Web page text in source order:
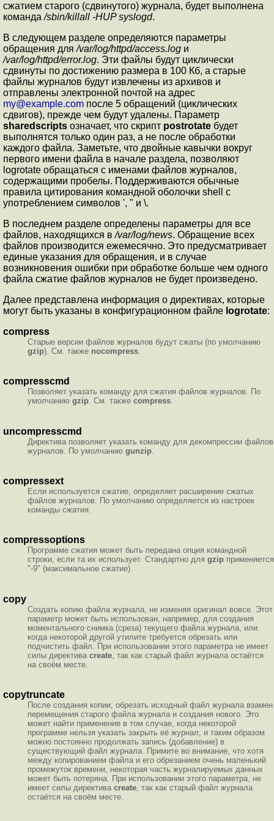
сжатием старого (сдвинутого) журнала, будет выполнена
команда/sbin/killall -HUP syslogd.
В следующем разделе определяются параметры
обращения для/var/log/httpd/access.log и
/var/log/httpd/error.log. Эти файлы будут циклически
сдвинуты по достижению размера в 100 Кб, а старые
файлы журналов будут извлечены из архивов и
отправлены электронной почтой на адрес
my@example.com после 5 обращений (циклических
сдвигов), прежде чем будут удалены. Параметр
sharedscripts означает, что скрипт postrotate будет
выполнятся только один раз, а не после обработки
каждого файла. Заметьте, что двойные кавычки вокруг
первого имени файла в начале раздела, позволяют
logrotate обращаться с именами файлов журналов,
содержащими пробелы. Поддерживаются обычные
правила цитирования командной оболочки shell с
употреблением символов ', " и \.
В последнем разделе определены параметры для все
файлов, находящихся в/var/log/news. Обращение всех
файлов производится ежемесячно. Это предусматривает
единые указания для обращения, и в случае
возникновения ошибки при обработке больше чем одного
файла сжатие файлов журналов не будет произведено.
Далее представлена информация о директивах, которые
могут быть указаны в конфигурационном файле logrotate:
compress
Старые версии файлов журналов будут сжаты (по умолчанию
gzip). См. также nocompress
compresscmd
Позволяет указать команду для сжатия файлов журналов. По
умолчанию gzip. См. также compress.
uncompresscmd
Директива позволяет указать команду для декомпрессии файлов
журналов. По умолчанию gunzip
compressext
Если используется сжатие, определяет расширение сжатых
файлов журналов. По умолчанию определяется из настроек
команды сжатия.
compressoptions
Программе сжатия может быть передана опция командной
строки, если та их использует. Стандартно для gzip применяется
"-9" (максимальное сжатие).
copy
Создать копию файла журнала, не изменяя оригинал вовсе. Этот
параметр может быть использован, например, для создания
моментального снимка (среза) текущего файла журнала, или
когда некоторой другой утилите требуется обрезать или
подчистить файл. При использовании этого параметра не имеет
силы директива create , так как старый файл журнала остаётся
на своём месте.
copytruncate
После создания копии, обрезать исходный файл журнала взамен
перемещения старого файла журнала и создания нового. Это
может найти применение в том случае, когда некоторой
программе нельзя указать закрыть её журнал, и таким образом
можно постоянно продолжать запись (добавление) в
существующий файл журнала. Примите во внимание, что хотя
между копированием файла и его обрезанием очень маленький
промежуток времени, некоторая часть журналируемых данных
может быть потеряна. При использовании этого параметра, не
имеет силы директива create , так как старый файл журнала
остаётся на своём месте.